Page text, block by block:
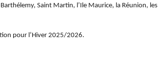
Saint Martin, l’Ile Maurice, la Réunion, les
pour l’Hiver 2025/2026.